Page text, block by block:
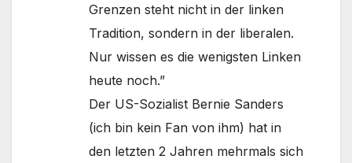
Grenzen steht nicht in der linken
Tradition, sondern in der liberalen.
Nur wissen es die wenigsten Linken
heute noch.”
Der US-Sozialist Bernie Sanders
(ich bin kein Fan von ihm) hat in
den letzten 2 Jahren mehrmals sich